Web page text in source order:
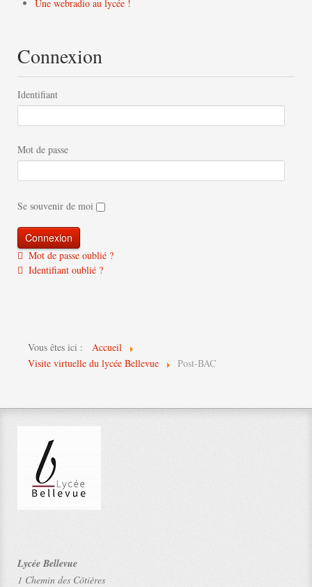
Une webradio au lycée !
Connexion
Identifiant
Mot de passe
Se souvenir de moi
Mot de passe oublié ?
Identifiant oublié ?
Vous êtes ici :
Accueil
Visite virtuelle du lycée Bellevue
Post-BAC
Lycée Bellevue
1 Chemin des Côtières